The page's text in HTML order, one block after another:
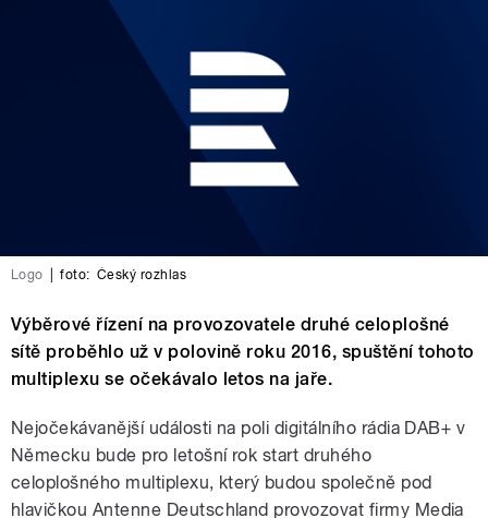
Logo foto: Český rozhlas
Výběrové řízení na provozovatele druhé celoplošné
sítě proběhlo už v polovině roku 2016, spuštění tohoto
multiplexu se očekávalo letos na jaře.
Nejočekávanější události na poli digitálního rádia DAB+ v
Německu bude pro letošní rok start druhého
celoplošného multiplexu, který budou společně pod
hlavičkou Antenne Deutschland provozovat firmy Media